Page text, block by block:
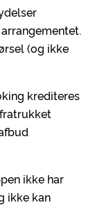
(og ikke
krediteres
ikke har
ikke kan